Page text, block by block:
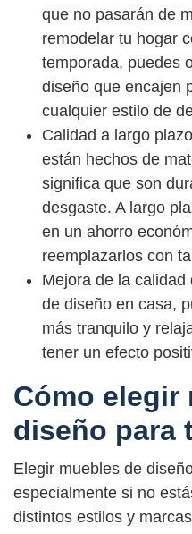
que no pasarán de
remodelar tu hogar
temporada, puedes
diseño que encajen
cualquier estilo de
Calidad a largo
están hechos de
significa que son
desgaste. A largo
en un ahorro
reemplazarlos con
Mejora de la
de diseño en casa,
más tranquilo y
tener un efecto
Cómo elegir
diseño para
Elegir muebles de
especialmente si no
distintos estilos y